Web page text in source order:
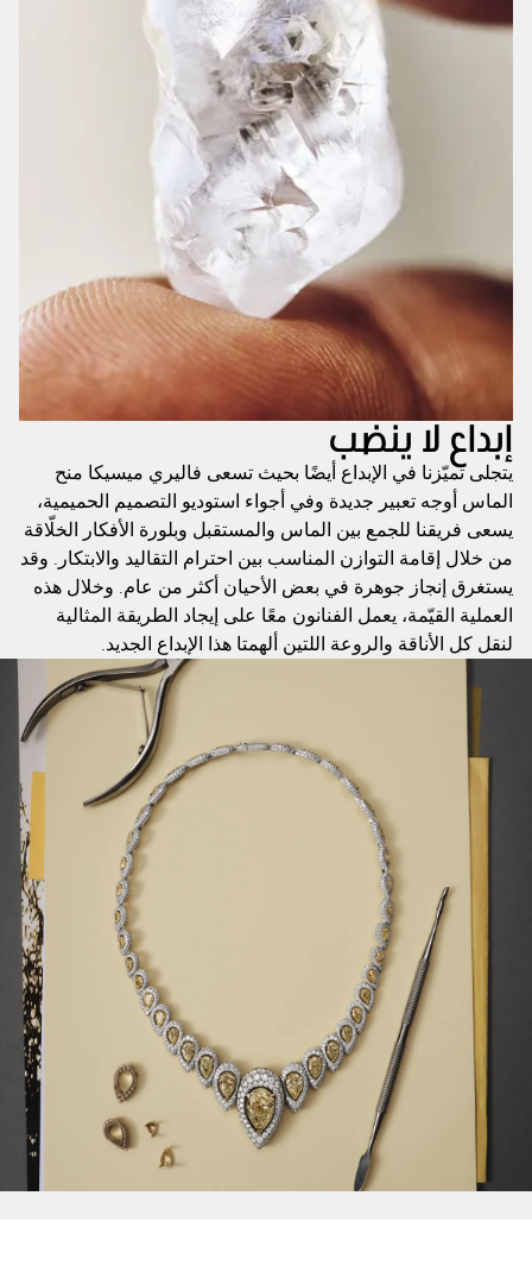
إبداع لا ينضب
يتجلى تميّزنا في الإبداع أيضًا بحيث تسعى فاليري ميسيكا منح
الماس أوجه تعبير جديدة وفي أجواء استوديو التصميم الحميمية،
يسعى فريقنا للجمع بين الماس والمستقبل وبلورة الأفكار الخلّاقة
من خلال إقامة التوازن المناسب بين احترام التقاليد والابتكار. وقد
يستغرق إنجاز جوهرة في بعض الأحيان أكثر من عام. وخلال هذه
العملية القيّمة، يعمل الفنانون معًا على إيجاد الطريقة المثالية
لنقل كل الأناقة والروعة اللتين ألهمتا هذا الإبداع الجديد.